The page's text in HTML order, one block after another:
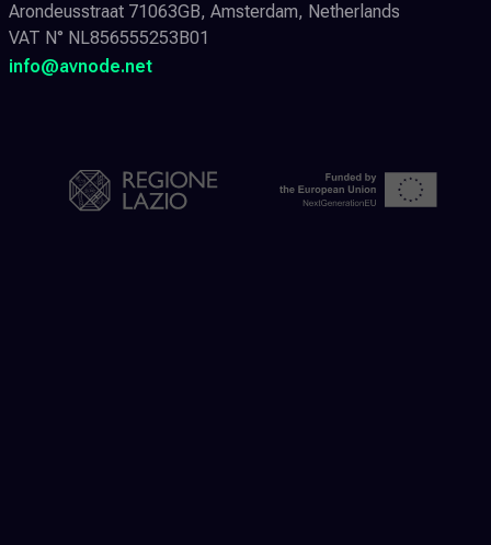
Arondeusstraat 71063GB, Amsterdam, Netherlands
VAT N° NL856555253B01
info@avnode.net